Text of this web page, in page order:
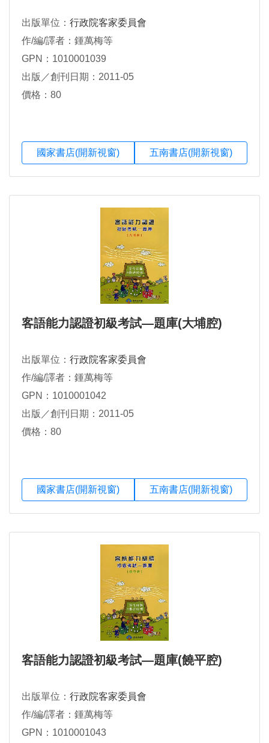
出版單位： 行政院客家委員會
作/編/譯者：鍾萬梅等
GPN：1010001039
出版／創刊日期：2011-05
價格：80
國家書店(開新視窗) 五南書店(開新視窗)
客語能力認證初級考試―題庫(大埔腔)
出版單位： 行政院客家委員會
作/編/譯者：鍾萬梅等
GPN：1010001042
出版／創刊日期：2011-05
價格：80
國家書店(開新視窗) 五南書店(開新視窗)
客語能力認證初級考試―題庫(饒平腔)
出版單位： 行政院客家委員會
作/編/譯者：鍾萬梅等
GPN：1010001043